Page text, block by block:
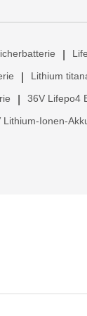
Lithium
36V Lifepo4
Lithium-Ionen-